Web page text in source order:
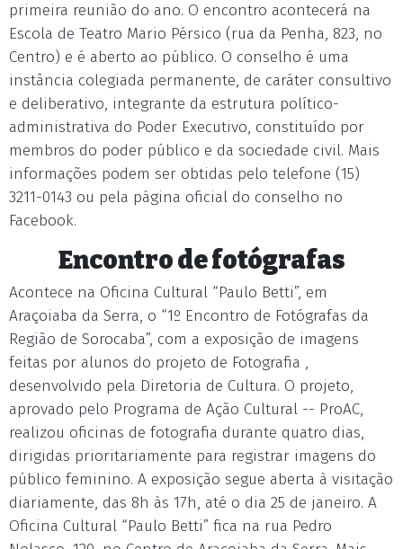
primeira reunião do ano. O encontro acontecerá na
Escola de Teatro Mario Pérsico (rua da Penha, 823, no
Centro) e é aberto ao público. O conselho é uma
instância colegiada permanente, de caráter consultivo
e deliberativo, integrante da estrutura político-
administrativa do Poder Executivo, constituído por
membros do poder público e da sociedade civil. Mais
informações podem ser obtidas pelo telefone (15)
3211-0143 ou pela página oficial do conselho no
Facebook.
Encontro de fotógrafas
Acontece na Oficina Cultural “Paulo Betti”, em
Araçoiaba da Serra, o “1º Encontro de Fotógrafas da
Região de Sorocaba”, com a exposição de imagens
feitas por alunos do projeto de Fotografia ,
desenvolvido pela Diretoria de Cultura. O projeto,
aprovado pelo Programa de Ação Cultural -- ProAC,
realizou oficinas de fotografia durante quatro dias,
dirigidas prioritariamente para registrar imagens do
público feminino. A exposição segue aberta à visitação
diariamente, das 8h às 17h, até o dia 25 de janeiro. A
Oficina Cultural “Paulo Betti” fica na rua Pedro